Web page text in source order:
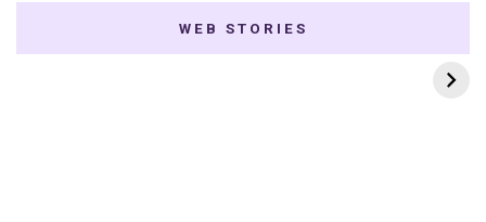
WEB STORIES
7 K-dramas Enemies
to Lovers
Thai Dramas com
First e Khaotung